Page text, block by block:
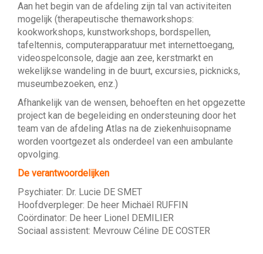
Aan het begin van de afdeling zijn tal van activiteiten
mogelijk (therapeutische themaworkshops:
kookworkshops, kunstworkshops, bordspellen,
tafeltennis, computerapparatuur met internettoegang,
videospelconsole, dagje aan zee, kerstmarkt en
wekelijkse wandeling in de buurt, excursies, picknicks,
museumbezoeken, enz.)
Afhankelijk van de wensen, behoeften en het opgezette
project kan de begeleiding en ondersteuning door het
team van de afdeling Atlas na de ziekenhuisopname
worden voortgezet als onderdeel van een ambulante
opvolging.
De verantwoordelijken
Psychiater: Dr. Lucie DE SMET
Hoofdverpleger: De heer Michaël RUFFIN
Coördinator: De heer Lionel DEMILIER
Sociaal assistent: Mevrouw Céline DE COSTER